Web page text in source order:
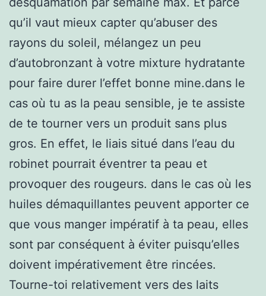
qu’il vaut mieux capter qu’abuser des
rayons du soleil, mélangez un peu
d’autobronzant à votre mixture hydratante
pour faire durer l’effet bonne mine.dans le
cas où tu as la peau sensible, je te assiste
de te tourner vers un produit sans plus
gros. En effet, le liais situé dans l’eau du
robinet pourrait éventrer ta peau et
provoquer des rougeurs. dans le cas où les
huiles démaquillantes peuvent apporter ce
que vous manger impératif à ta peau, elles
sont par conséquent à éviter puisqu’elles
doivent impérativement être rincées.
Tourne-toi relativement vers des laits